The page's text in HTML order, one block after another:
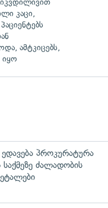
კაცი,
ამტკიცებს,
იყო
პროკურატურა
საქმეზე ძალადობის